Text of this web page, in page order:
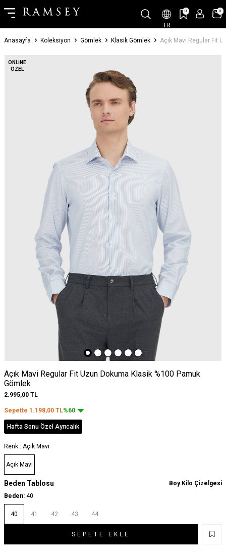
TR
0 0
Anasayfa Koleksiyon Gömlek Klasik Gömlek Açık Mavi Regular Fit
ONLINE
ÖZEL
Açık Mavi Regular Fit Uzun Dokuma Klasik %100 Pamuk
Gömlek
2.995,00 TL
Sepette 1.198,00 TL%60
Hafta Sonu Özel Ayrıcalık
Renk : Açık Mavi
Açık Mavi
Beden Tablosu
Boy Kilo Çizelgesi
Beden: 40
40 41 42 43 44
SEPETE EKLE